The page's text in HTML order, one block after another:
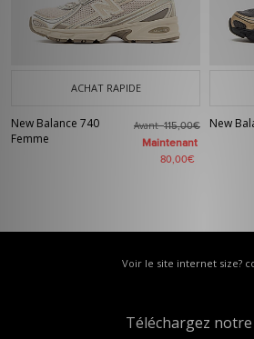
ACHAT RAPIDE
New Balance 740
Femme
Avant115,00€
Maintenant
80,00€
New
Voir le site internet size?
Téléchargez